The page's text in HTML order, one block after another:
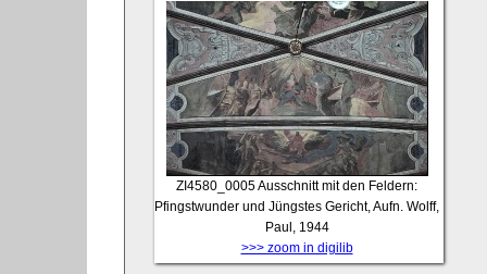
ZI4580_0005Ausschnitt mit den Feldern:
Pfingstwunder und Jüngstes Gericht, Aufn. Wolff,
Paul, 1944
>>> zoom in digilib